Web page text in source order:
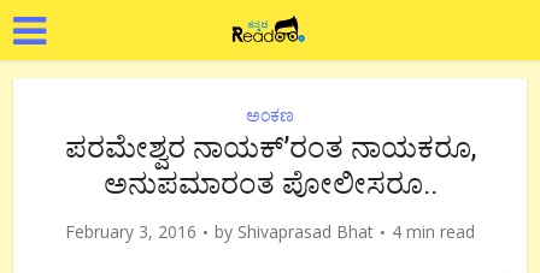
ಅಂಕಣ
ಪರಮೇಶ್ವರ ನಾಯಕ್’ರಂತ ನಾಯಕರೂ,
ಅನುಪಮಾರಂತ ಪೋಲೀಸರೂ..
February 3, 2016 by Shivaprasad Bhat 4 min read